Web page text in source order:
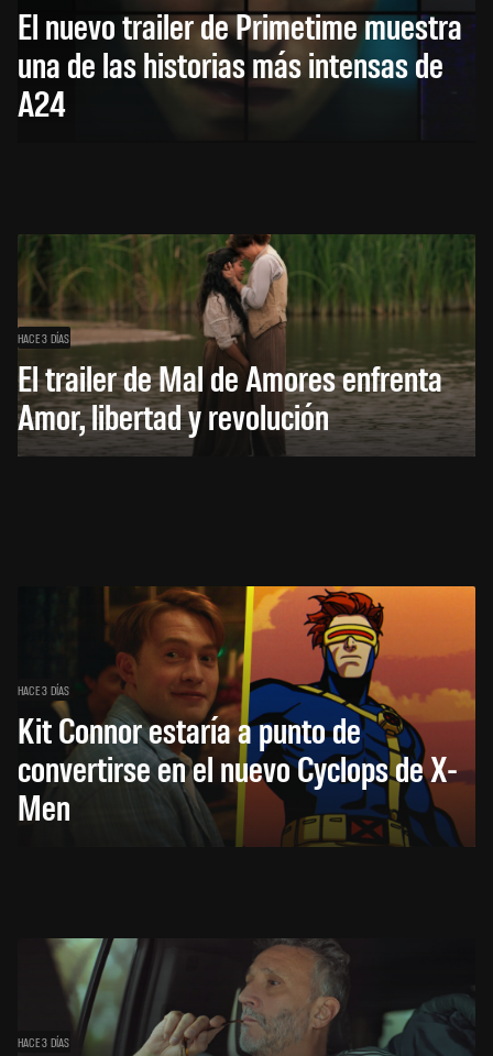
El nuevo trailer de Primetime muestra
una de las historias más intensas de
A24
HACE 3 DÍAS
El trailer de Mal de Amores enfrenta
Amor, libertad y revolución
HACE 3 DÍAS
Kit Connor estaría a punto de
convertirse en el nuevo Cyclops de X-
Men
HACE 3 DÍAS